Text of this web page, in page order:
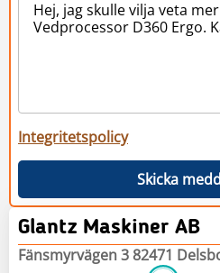
Integritetspolicy
Skicka
Glantz Maskiner AB
Fänsmyrvägen 3 82471